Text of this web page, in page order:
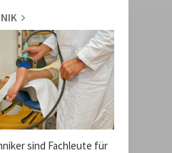
sind Fachleute für